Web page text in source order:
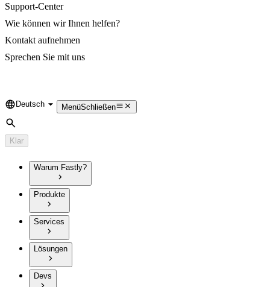
Support-Center
Wie können wir Ihnen helfen?
Kontakt aufnehmen
Sprechen Sie mit uns
Language
Deutsch MenüSchließen
Suche
Klar
Warum Fastly?
Produkte
Services
Lösungen
Devs